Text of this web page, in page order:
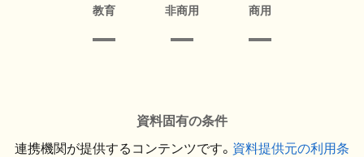
教育 非商用 商用
資料固有の条件
連携機関が提供するコンテンツです。 資料提供元の利用条